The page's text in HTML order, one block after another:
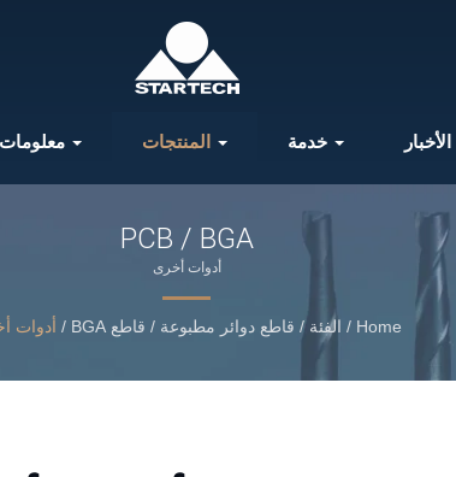
معلومات عنا خدمة
PCB / BGA
أدوات أخرى
Home
/ الفئة / قاطع دوائر مطبوعة / قاطع BGA / أدوات